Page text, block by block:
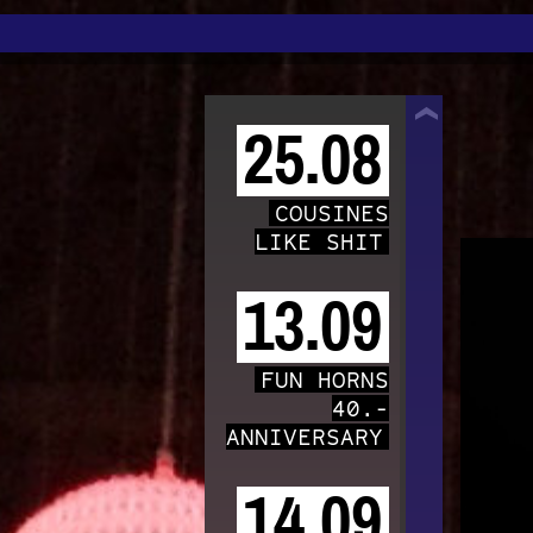
25.08
COUSINES
LIKE SHIT
13.09
FUN HORNS
40.-
ANNIVERSARY